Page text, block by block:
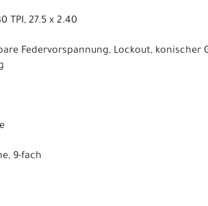
TPI, 27.5 x 2.40
Federvorspannung, Lockout,
9-fach